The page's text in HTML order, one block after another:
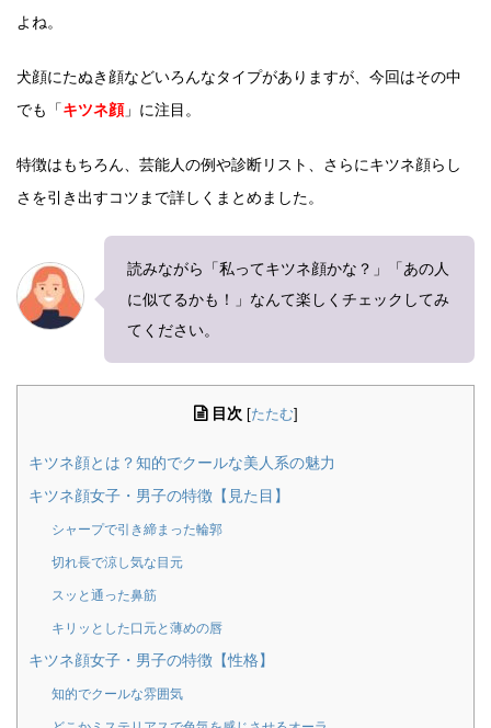
よね。
犬顔にたぬき顔などいろんなタイプがありますが、今回はその中
でも「キツネ顔」に注目。
特徴はもちろん、芸能人の例や診断リスト、さらにキツネ顔らし
さを引き出すコツまで詳しくまとめました。
読みながら「私ってキツネ顔かな？」「あの人
に似てるかも！」なんて楽しくチェックしてみ
てください。
目次 たたむ
キツネ顔とは？知的でクールな美人系の魅力
キツネ顔女子・男子の特徴【見た目】
シャープで引き締まった輪郭
切れ長で涼し気な目元
スッと通った鼻筋
キリッとした口元と薄めの唇
キツネ顔女子・男子の特徴【性格】
知的でクールな雰囲気